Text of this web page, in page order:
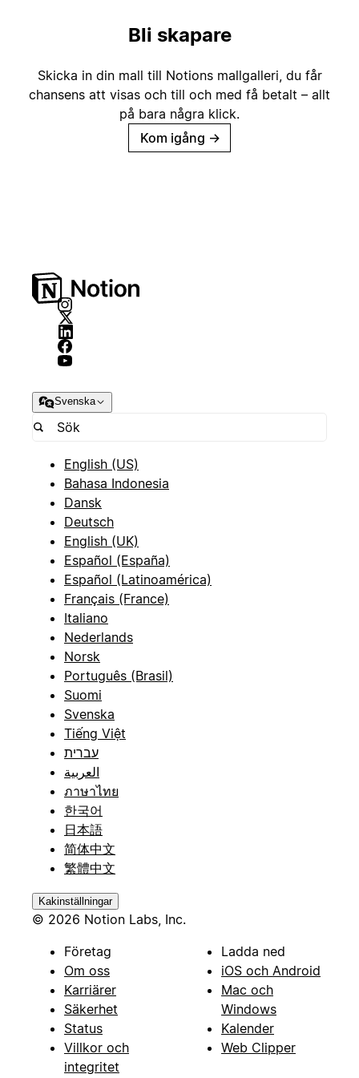
Bli skapare
Skicka in din mall till Notions mallgalleri, du får
chansens att visas och till och med få betalt – allt
på bara några klick.
Kom igång →
Svenska
English (US)
Bahasa Indonesia
Dansk
Deutsch
English (UK)
Español (España)
Español (Latinoamérica)
Français (France)
Italiano
Nederlands
Norsk
Português (Brasil)
Suomi
Svenska
Tiếng Việt
עברית
العربية
ภาษาไทย
한국어
日本語
简体中文
繁體中文
Kakinställningar
© 2026 Notion Labs, Inc.
Företag
Om oss
Karriärer
Säkerhet
Status
Villkor och
integritet
Ladda ned
iOS och Android
Mac och
Windows
Kalender
Web Clipper